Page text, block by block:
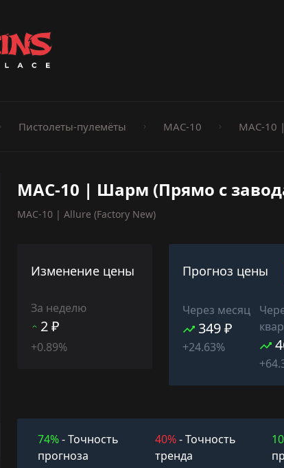
Пистолеты-пулемёты MAC-10 MAC-
MAC-10 | Шарм (Прямо с
MAC-10 | Allure (Factory New)
Изменение цены
За неделю
2 ₽
+0.89%
Прогноз цены
Через месяц
349 ₽
+24.63%
74%- Точность
прогноза
40%- Точность
тренда